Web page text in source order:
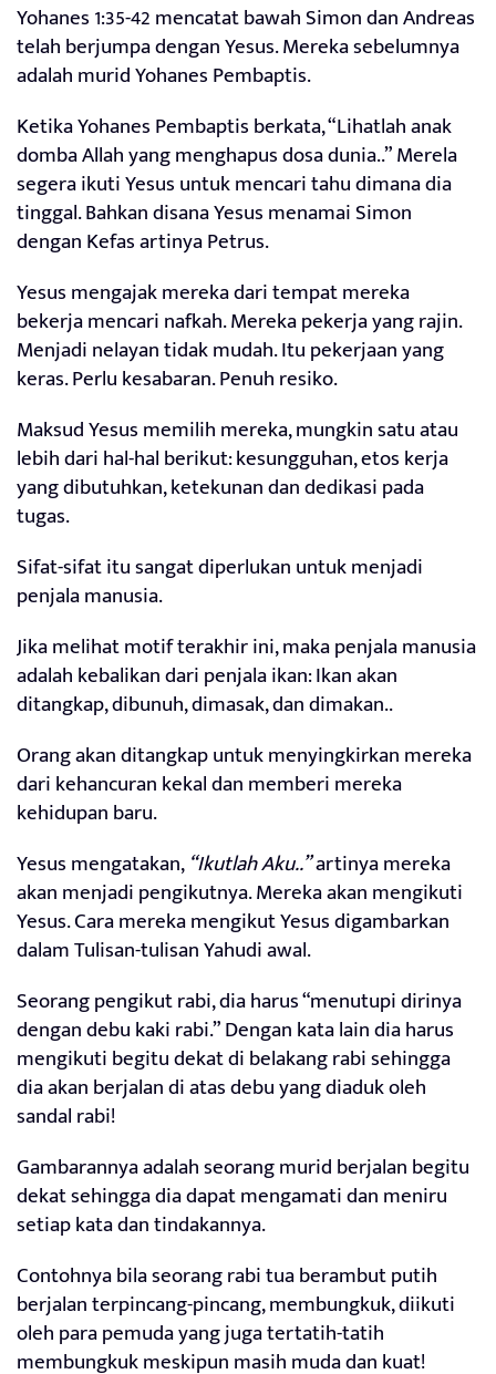
Yohanes 1:35-42 mencatat bawah Simon dan Andreas
telah berjumpa dengan Yesus. Mereka sebelumnya
adalah murid Yohanes Pembaptis.
Ketika Yohanes Pembaptis berkata, “Lihatlah anak
domba Allah yang menghapus dosa dunia..” Merela
segera ikuti Yesus untuk mencari tahu dimana dia
tinggal. Bahkan disana Yesus menamai Simon
dengan Kefas artinya Petrus.
Yesus mengajak mereka dari tempat mereka
bekerja mencari nafkah. Mereka pekerja yang rajin.
Menjadi nelayan tidak mudah. Itu pekerjaan yang
keras. Perlu kesabaran. Penuh resiko.
Maksud Yesus memilih mereka, mungkin satu atau
lebih dari hal-hal berikut: kesungguhan, etos kerja
yang dibutuhkan, ketekunan dan dedikasi pada
tugas.
Sifat-sifat itu sangat diperlukan untuk menjadi
penjala manusia.
Jika melihat motif terakhir ini, maka penjala manusia
adalah kebalikan dari penjala ikan: Ikan akan
ditangkap, dibunuh, dimasak, dan dimakan..
Orang akan ditangkap untuk menyingkirkan mereka
dari kehancuran kekal dan memberi mereka
kehidupan baru.
Yesus mengatakan,“Ikutlah Aku..”artinya mereka
akan menjadi pengikutnya. Mereka akan mengikuti
Yesus. Cara mereka mengikut Yesus digambarkan
dalam Tulisan-tulisan Yahudi awal.
Seorang pengikut rabi, dia harus “menutupi dirinya
dengan debu kaki rabi.” Dengan kata lain dia harus
mengikuti begitu dekat di belakang rabi sehingga
dia akan berjalan di atas debu yang diaduk oleh
sandal rabi!
Gambarannya adalah seorang murid berjalan begitu
dekat sehingga dia dapat mengamati dan meniru
setiap kata dan tindakannya.
Contohnya bila seorang rabi tua berambut putih
berjalan terpincang-pincang, membungkuk, diikuti
oleh para pemuda yang juga tertatih-tatih
membungkuk meskipun masih muda dan kuat!